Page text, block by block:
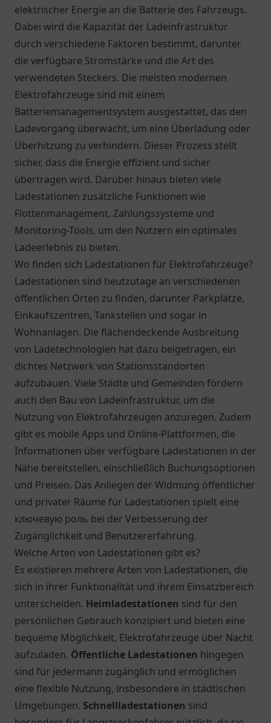
elektrischer Energie an die Batterie des Fahrzeugs.
Dabei wird die Kapazität der Ladeinfrastruktur
durch verschiedene Faktoren bestimmt, darunter
die verfügbare Stromstärke und die Art des
verwendeten Steckers. Die meisten modernen
Elektrofahrzeuge sind mit einem
Batteriemanagementsystem ausgestattet, das den
Ladevorgang überwacht, um eine Überladung oder
Überhitzung zu verhindern. Dieser Prozess stellt
sicher, dass die Energie effizient und sicher
übertragen wird. Darüber hinaus bieten viele
Ladestationen zusätzliche Funktionen wie
Flottenmanagement, Zahlungssysteme und
Monitoring-Tools, um den Nutzern ein optimales
Ladeerlebnis zu bieten.
Wo finden sich Ladestationen für Elektrofahrzeuge?
Ladestationen sind heutzutage an verschiedenen
öffentlichen Orten zu finden, darunter Parkplätze,
Einkaufszentren, Tankstellen und sogar in
Wohnanlagen. Die flächendeckende Ausbreitung
von Ladetechnologien hat dazu beigetragen, ein
dichtes Netzwerk von Stationsstandorten
aufzubauen. Viele Städte und Gemeinden fördern
auch den Bau von Ladeinfrastruktur, um die
Nutzung von Elektrofahrzeugen anzuregen. Zudem
gibt es mobile Apps und Online-Plattformen, die
Informationen über verfügbare Ladestationen in der
Nähe bereitstellen, einschließlich Buchungsoptionen
und Preisen. Das Anliegen der Widmung öffentlicher
und privater Räume für Ladestationen spielt eine
ключевую роль bei der Verbesserung der
Zugänglichkeit und Benutzererfahrung.
Welche Arten von Ladestationen gibt es?
Es existieren mehrere Arten von Ladestationen, die
sich in ihrer Funktionalität und ihrem Einsatzbereich
unterscheiden. Heimladestationen sind für den
persönlichen Gebrauch konzipiert und bieten eine
bequeme Möglichkeit, Elektrofahrzeuge über Nacht
aufzuladen. Öffentliche Ladestationen hingegen
sind für jedermann zugänglich und ermöglichen
eine flexible Nutzung, insbesondere in städtischen
Umgebungen. Schnellladestationen sind